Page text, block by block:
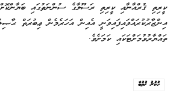
ކީރިތި ޤުރްއާނާއި ކީރިތި ރަސޫލާގެ ސުންނަތުގައި
އިންޒާރުކުރައްވައިފައިވަނީ އެއިން އަހަރެމެން ޢިބުރަތް
ތައްޔާރުވުމަށްޓަކައި ކަމަށެވެ.
ހުކުރު ޚުތުބާ